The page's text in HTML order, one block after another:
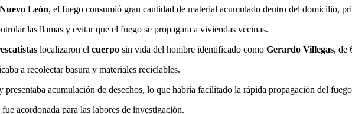
Nuevo León, el fuego consumió gran cantidad de material acumulado dentro del domicilio,
las llamas y evitar que el fuego se propagara a viviendas vecinas.
localizaron el cuerpo sin vida del hombre identificado como Gerardo Villegas, de
a recolectar basura y materiales reciclables.
acumulación de desechos, lo que habría facilitado la rápida propagación del
acordonada para las labores de investigación.